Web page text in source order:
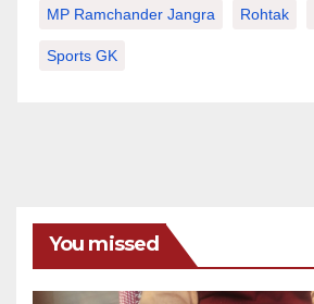
MP Ramchander Jangra Rohtak
Sports GK
You missed